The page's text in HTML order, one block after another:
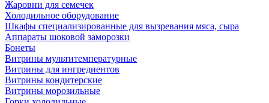
Жаровни для семечек
Холодильное оборудование
Шкафы специализированные для вызревания мяса, сыра
Аппараты шоковой заморозки
Бонеты
Витрины мультитемпературные
Витрины для ингредиентов
Витрины кондитерские
Витрины морозильные